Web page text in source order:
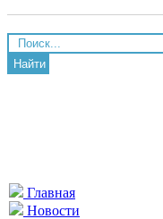
Найти
Главная
Новости